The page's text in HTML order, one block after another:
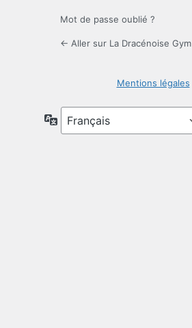
Mot de passe oublié ?
← Aller sur La Dracénoise Gym
Mentions légales
Langue